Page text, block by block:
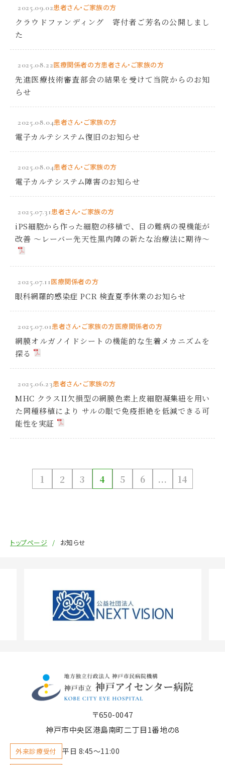
2025.09.02患者さん・ご家族の方
クラウドファンディング 寄付者ご芳名の公開しまし
た
2025.08.22医療関係者の方患者さん・ご家族の方
先進医療技術審査部会の結果を受けて当院からのお知
らせ
2025.08.04患者さん・ご家族の方
電子カルテシステム復旧のお知らせ
2025.08.04患者さん・ご家族の方
電子カルテシステム障害のお知らせ
2025.07.31患者さん・ご家族の方
iPS細胞から作った細胞の移植で、目の難病の視機能が
改善 ～レーバー先天性黒内障の新たな治療法に期待～
2025.07.11医療関係者の方
眼科網羅的感染症 PCR 検査夏季休業のお知らせ
2025.07.01患者さん・ご家族の方医療関係者の方
網膜オルガノイドシートの機能的な生着メカニズムを
探る
2025.06.23患者さん・ご家族の方
MHC クラスII欠損型の網膜色素上皮細胞凝集紐を用い
た同種移植により サルの眼で免疫拒絶を低減できる可
能性を実証
1 2 3 4 5 6 ... 14
トップページ お知らせ
〒650-0047
神戸市中央区港島南町二丁目1番地の8
外来診療受付 平日 8:45〜11:00